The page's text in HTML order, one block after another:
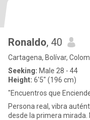
Ronaldo, 40
Cartagena, Bolívar,
Seeking: Male 28 - 44
Height: 6'5" (196 cm)
"Encuentros que
Persona real, vibra
desde la primera mirada.